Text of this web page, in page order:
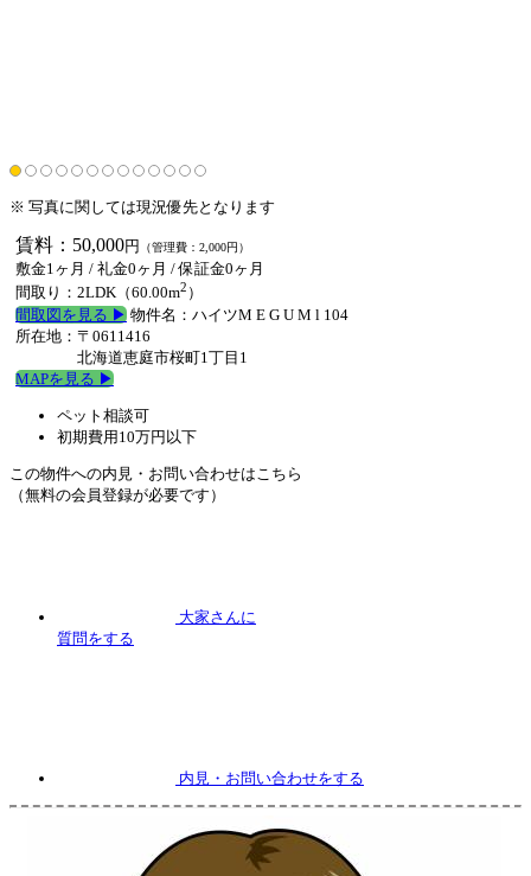
※ 写真に関しては現況優先となります
賃料：50,000円 （管理費：2,000円）
敷金1ヶ月 / 礼金0ヶ月 /保証金0ヶ月
間取り：2LDK（60.00m2 ）
間取図を見る ▶︎ 物件名：ハイツM E G U M l 104
所在地：〒0611416
北海道恵庭市桜町1丁目1
MAPを見る ▶︎
ペット相談可
初期費用10万円以下
この物件への内見・お問い合わせはこちら
（無料の会員登録が必要です）
大家さんに
質問をする
内見 ・お問い合わせをする